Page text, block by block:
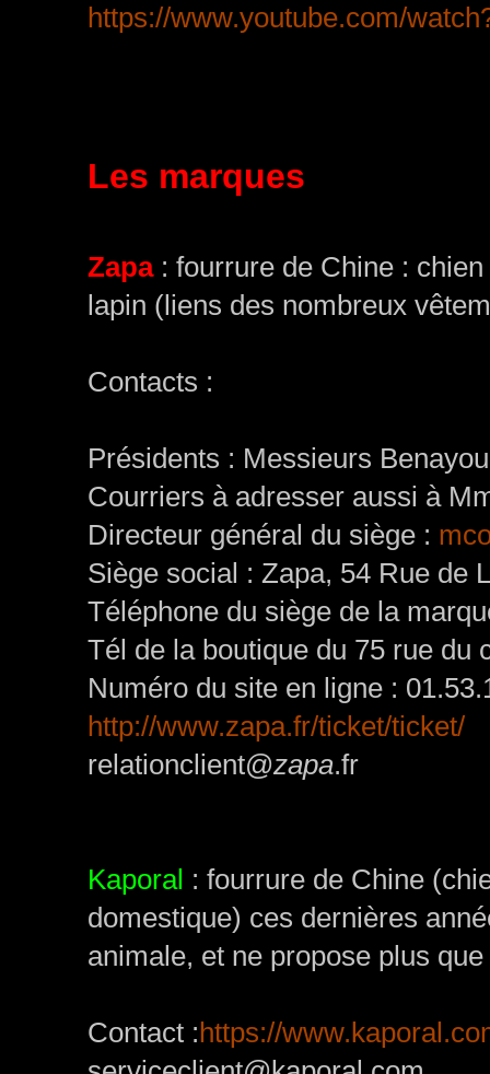
https://www.youtube.com/
Les marques
Zapa : fourrure de Chine :
lapin (liens des nombreux
Contacts :
Présidents : Messieurs
Courriers à adresser aussi à
Directeur général du siège :
Siège social : Zapa, 54 Rue de
Téléphone du siège de la
Tél de la boutique du 75 rue du
Numéro du site en ligne :
http://www.zapa.fr/ticket/ticket/
relationclient@zapa.fr
Kaporal : fourrure de Chine
domestique) ces dernières
animale, et ne propose plus
Contact :https://